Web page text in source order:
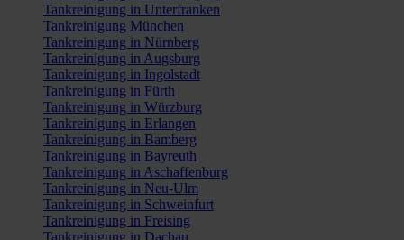
Tankreinigung in Unterfranken
Tankreinigung München
Tankreinigung in Nürnberg
Tankreinigung in Augsburg
Tankreinigung in Ingolstadt
Tankreinigung in Fürth
Tankreinigung in Würzburg
Tankreinigung in Erlangen
Tankreinigung in Bamberg
Tankreinigung in Bayreuth
Tankreinigung in Aschaffenburg
Tankreinigung in Neu-Ulm
Tankreinigung in Schweinfurt
Tankreinigung in Freising
Tankreinigung in Dachau